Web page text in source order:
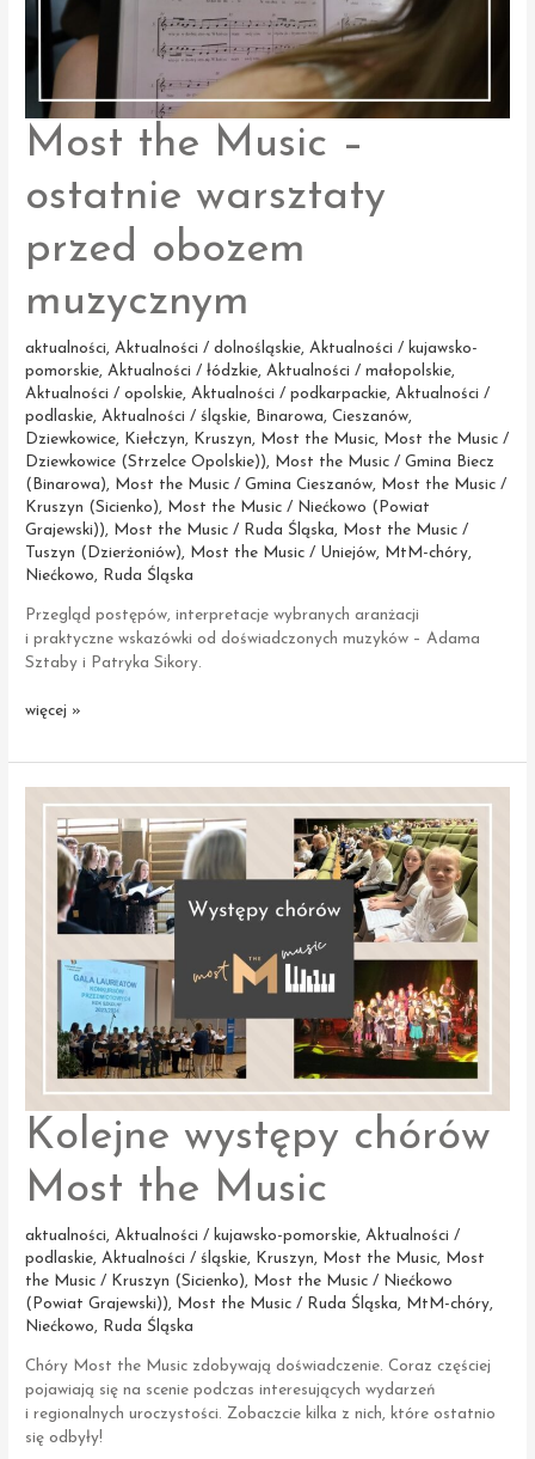
Most the Music –
ostatnie warsztaty
przed obozem
muzycznym
aktualności,Aktualności / dolnośląskie,Aktualności / kujawsko-
pomorskie,Aktualności / łódzkie,Aktualności / małopolskie,
Aktualności / opolskie,Aktualności / podkarpackie,Aktualności /
podlaskie,Aktualności / śląskie, Binarowa,Cieszanów,
Dziewkowice, Kiełczyn, Kruszyn, Most the Music,
Most the Music /
Dziewkowice (Strzelce Opolskie)),
Most the Music / Gmina Biecz
(Binarowa), Most the Music / Gmina Cieszanów,
Most the Music /
Kruszyn (Sicienko),
Most the Music / Niećkowo (Powiat
Grajewski)), Most the Music / Ruda Śląska,
Most the Music /
Tuszyn (Dzierżoniów), Most the Music / Uniejów, MtM-chóry,
Niećkowo, Ruda Śląska
Przegląd postępów, interpretacje wybranych aranżacji
i praktyczne wskazówki od doświadczonych muzyków – Adama
Sztaby i Patryka Sikory.
Most
ostatnie
warsztaty
przed obozem
muzycznym
więcej »
Kolejne występy chórów
Most the Music
aktualności,Aktualności / kujawsko-pomorskie,Aktualności /
podlaskie,Aktualności / śląskie, Kruszyn, Most the Music,
Most
the Music / Kruszyn (Sicienko),
Most the Music / Niećkowo
(Powiat Grajewski)), Most the Music / Ruda Śląska, MtM-chóry,
Niećkowo, Ruda Śląska
Chóry Most the Music zdobywają doświadczenie. Coraz częściej
pojawiają się na scenie podczas interesujących wydarzeń
i regionalnych uroczystości. Zobaczcie kilka z nich, które ostatnio
się odbyły!